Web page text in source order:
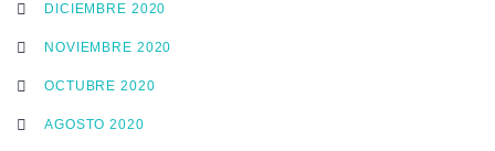
DICIEMBRE 2020
NOVIEMBRE 2020
OCTUBRE 2020
AGOSTO 2020